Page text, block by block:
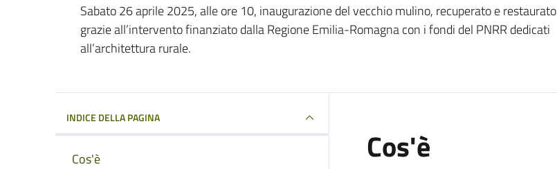
Sabato 26 aprile 2025, alle ore 10, inaugurazione del vecchio mulino, recuperato e restaurato
grazie all’intervento finanziato dalla Regione Emilia-Romagna con i fondi del PNRR dedicati
all’architettura rurale.
INDICE DELLA PAGINA
Cos'è
Cos'è